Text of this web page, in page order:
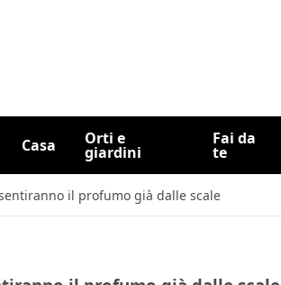
Casa Orti e
giardini
Fai da
te
il profumo già dalle scale